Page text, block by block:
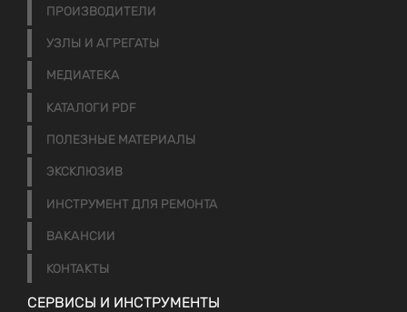
ПРОИЗВОДИТЕЛИ
УЗЛЫ И АГРЕГАТЫ
МЕДИАТЕКА
КАТАЛОГИ PDF
ПОЛЕЗНЫЕ МАТЕРИАЛЫ
ЭКСКЛЮЗИВ
ИНСТРУМЕНТ ДЛЯ РЕМОНТА
ВАКАНСИИ
КОНТАКТЫ
СЕРВИСЫ И ИНСТРУМЕНТЫ